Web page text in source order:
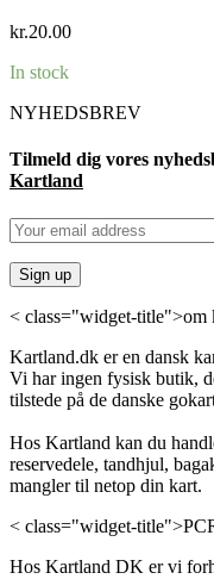
kr.20.00
In stock
NYHEDSBREV
Tilmeld dig vores
Kartland
< class="widget-title">om
Kartland.dk er en dansk
Vi har ingen fysisk butik,
tilstede på de danske
Hos Kartland kan du
reservedele, tandhjul,
mangler til netop din kart.
< class="widget-
Hos Kartland DK er vi